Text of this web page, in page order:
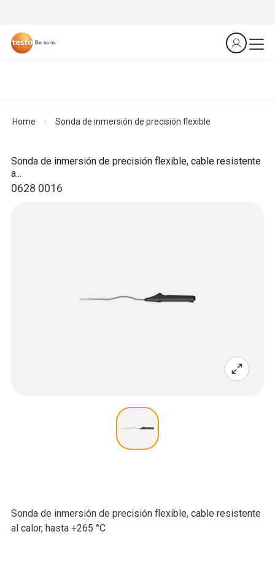
Home Sonda de inmersión de precisión flexible
0628 0016
Sonda de inmersión de precisión flexible, cable resistente
a...
Sonda de inmersión de precisión flexible, cable resistente
al calor, hasta +265 °C